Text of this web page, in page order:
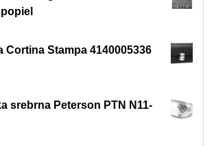
Cortina Stampa 4140005336
srebrna Peterson PTN N11-